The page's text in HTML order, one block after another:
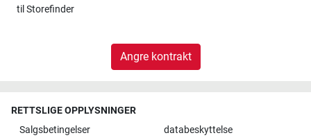
til Storefinder
Angre kontrakt
RETTSLIGE OPPLYSNINGER
Salgsbetingelser
databeskyttelse